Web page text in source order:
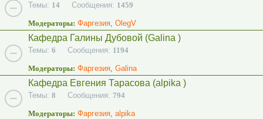
Темы: 14 Сообщения: 1459
Модераторы: Фаргезия, OlegV
Кафедра Галины Дубовой (Galina )
Темы: 6 Сообщения: 1194
Модераторы: Фаргезия, Galina
Кафедра Евгения Тарасова (alpika )
Темы: 8 Сообщения: 794
Модераторы: Фаргезия, alpika